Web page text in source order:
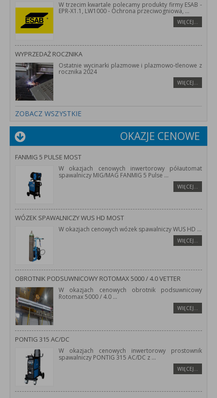
W trzecim kwartale polecamy produkty firmy ESAB -
EPR-X1.1, LW1000 - Ochrona przeciwogniowa, ...
WIĘCEJ…
WYPRZEDAŻ ROCZNIKA
Ostatnie wycinarki plazmowe i plazmowo-tlenowe z
rocznika 2024
WIĘCEJ…
ZOBACZ WSZYSTKIE
OKAZJE CENOWE
FANMIG 5 PULSE MOST
W okazjach cenowych inwertorowy półautomat
spawalniczy MIG/MAG FANMIG 5 Pulse ...
WIĘCEJ…
WÓZEK SPAWALNICZY WUS HD MOST
W okazjach cenowych wózek spawalniczy WUS HD ...
WIĘCEJ…
OBROTNIK PODSUWNICOWY ROTOMAX 5000 / 4.0 VETTER
W okazjach cenowych obrotnik podsuwnicowy
Rotomax 5000 / 4.0 ...
WIĘCEJ…
PONTIG 315 AC/DC
W okazjach cenowych inwertorowy prostownik
spawalniczy PONTIG 315 AC/DC z ...
WIĘCEJ…